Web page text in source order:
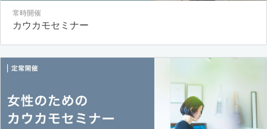
常時開催
カウカモセミナー